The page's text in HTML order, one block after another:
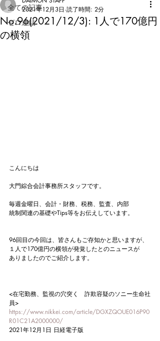
全ての記事
ゼロ連結
No.96(2021/12/3): 1人で170億円
の横領
2021年12月3日 読了時間: 2分
こんにちは
大門綜合会計事務所スタッフです。
毎週金曜日、会計・財務、税務、監査、内部
統制関連の基礎やTips等をお伝えしています。
96回目の今回は、皆さんもご存知かと思いますが、
１人で170億円の横領が発覚したとのニュースが
ありましたのでご紹介します。
<在宅勤務、監視の穴突く　詐欺容疑のソニー生命社
員>
https://www.nikkei.com/article/DGXZQOUE016P90
R01C21A2000000/
2021年12月1日 日経電子版